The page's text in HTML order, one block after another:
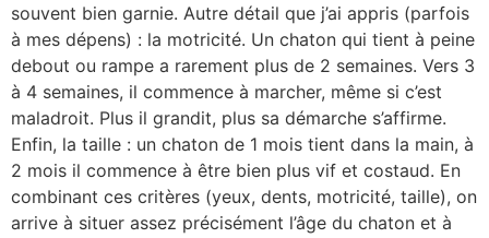
souvent bien garnie. Autre détail que j’ai appris (parfois
à mes dépens) : la motricité. Un chaton qui tient à peine
debout ou rampe a rarement plus de 2 semaines. Vers 3
à 4 semaines, il commence à marcher, même si c’est
maladroit. Plus il grandit, plus sa démarche s’affirme.
Enfin, la taille : un chaton de 1 mois tient dans la main, à
2 mois il commence à être bien plus vif et costaud. En
combinant ces critères (yeux, dents, motricité, taille), on
arrive à situer assez précisément l’âge du chaton et à